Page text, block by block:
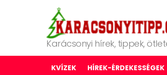
Karácsonyi hírek, tippek,
KVÍZEK HÍREK-ÉRDEKESSÉGEK